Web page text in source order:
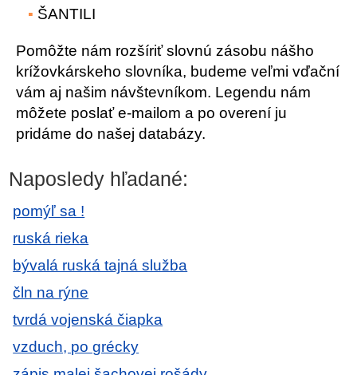
ŠANTILI
Pomôžte nám rozšíriť slovnú zásobu nášho
krížovkárskeho slovníka, budeme veľmi vďační
vám aj našim návštevníkom. Legendu nám
môžete poslať e-mailom a po overení ju
pridáme do našej databázy.
Naposledy hľadané:
pomýľ sa !
ruská rieka
bývalá ruská tajná služba
čln na rýne
tvrdá vojenská čiapka
vzduch, po grécky